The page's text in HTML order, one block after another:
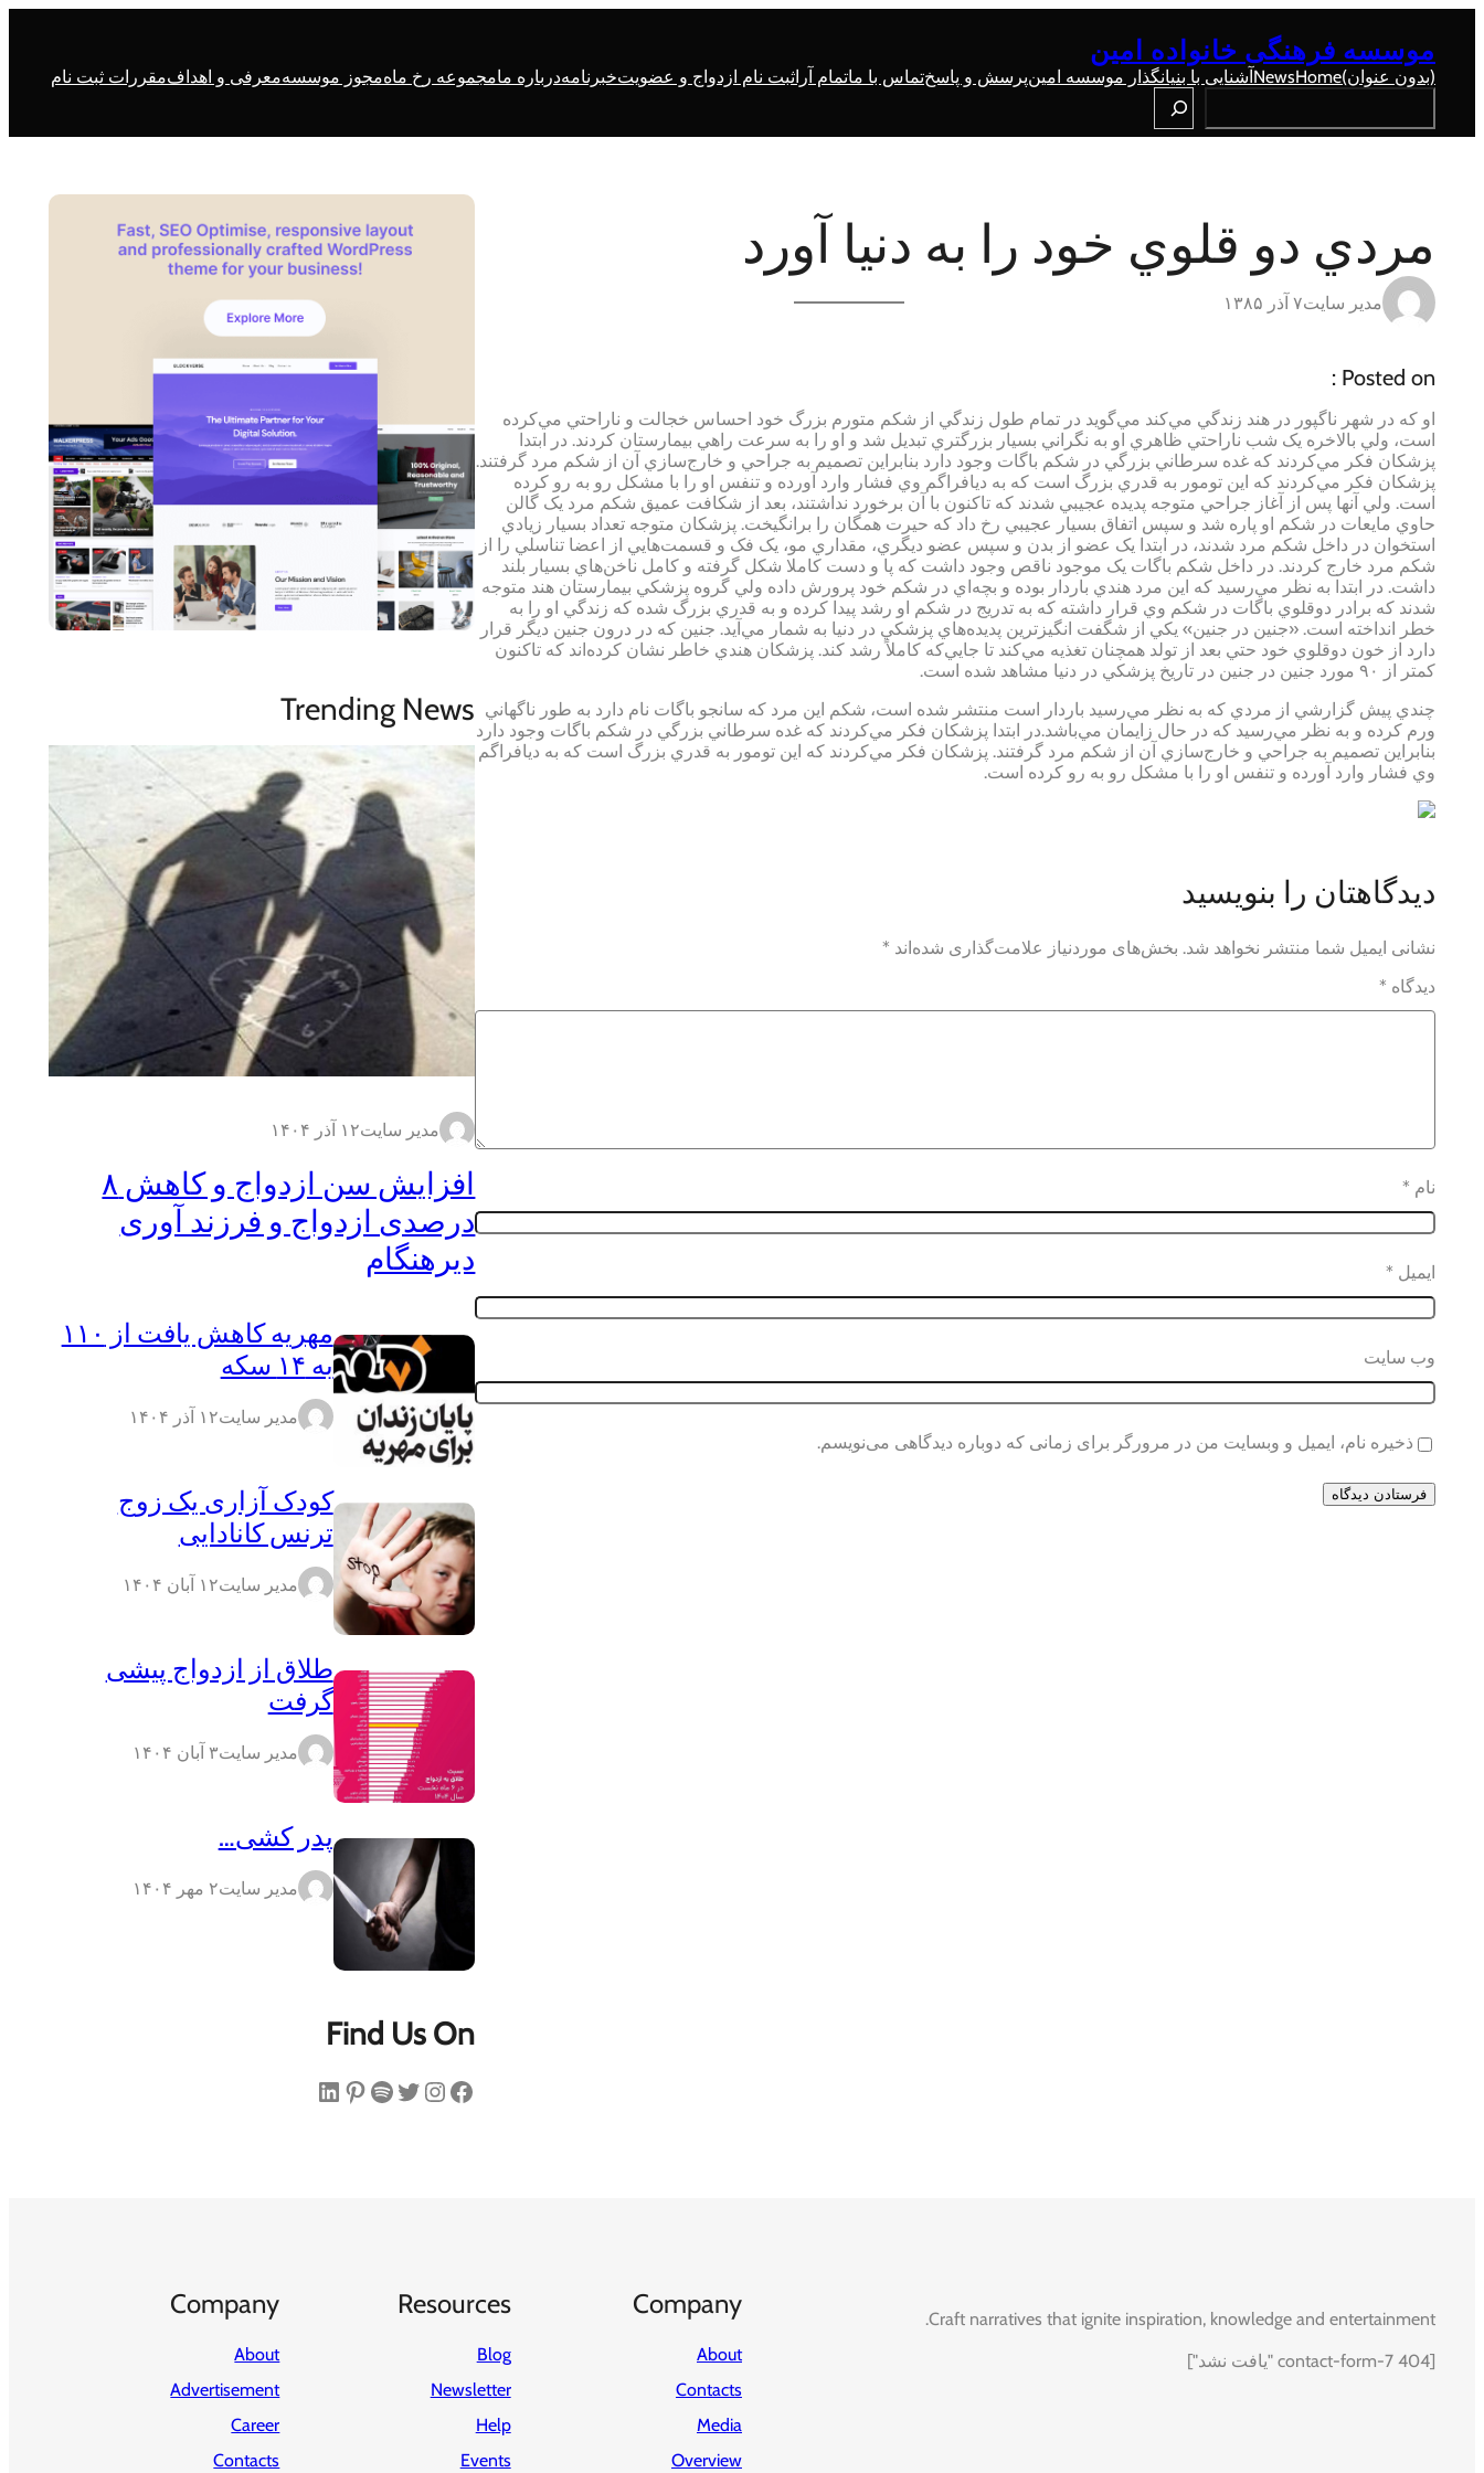
موسسه فرهنگی خانواده امین
(بدون عنوان)Home
Newsآشنایی با بنیانگذار موسسه امینپرسش و پاسختماس با ماتمام آراثبت نام ازدواج و عضویتخبرنامهدرباره مامجموعه رخ ماهمجوز موسسهمعرفی و اهدافمقررات ثبت نام
Search
مردي دو قلوي خود را به دنيا آورد
مدیر سایت۷ آذر ۱۳۸۵
Posted on :
او که در شهر ناگپور در هند زندگي مي‌کند مي‌گويد در تمام طول زندگي از شکم متورم بزرگ خود احساس خجالت و ناراحتي مي‌کرده
است، ولي بالاخره يک شب ناراحتي ظاهري او به نگراني بسيار بزرگتري تبديل شد و او را به سرعت راهي بيمارستان کردند. در ابتدا
پزشکان فکر مي‌کردند که غده سرطاني بزرگي در شکم باگات وجود دارد بنابراين تصميم به جراحي و خارج‌سازي آن از شکم مرد گرفتند.
پزشکان فکر مي‌کردند که اين تومور به قدري بزرگ است که به ديافراگم وي فشار وارد آورده و تنفس او را با مشکل رو به رو کرده
است. ولي آنها پس از آغاز جراحي متوجه پديده عجيبي شدند که تاکنون با آن برخورد نداشتند، بعد از شکافت عميق شکم مرد يک گالن
حاوي مايعات در شکم او پاره شد و سپس اتفاق بسيار عجيبي رخ داد که حيرت همگان را برانگيخت. پزشکان متوجه تعداد بسيار زيادي
استخوان در داخل شکم مرد شدند، در ابتدا يک عضو از بدن و سپس عضو ديگري، مقداري مو، يک فک و قسمت‌هايي از اعضا تناسلي را از
شکم مرد خارج کردند. در داخل شکم باگات يک موجود ناقص وجود داشت که پا و دست کاملا شکل گرفته و کامل ناخن‌هاي بسيار بلند
داشت. در ابتدا به نظر مي‌رسيد که اين مرد هندي باردار بوده و بچه‌اي در شکم خود پرورش داده ولي گروه پزشکي بيمارستان هند متوجه
شدند که برادر دوقلوي باگات در شکم وي قرار داشته که به تدريج در شکم او رشد پيدا کرده و به قدري بزرگ شده که زندگي او را به
خطر انداخته است. «جنين در جنين» يکي از شگفت انگيزترين پديده‌‌هاي پزشکي در دنيا به شمار مي‌آيد. جنين که در درون جنين ديگر قرار
دارد از خون دوقلوي خود حتي بعد از تولد همچنان تغذيه مي‌کند تا جايي‌که کاملاً رشد کند. پزشکان هندي خاطر نشان کرده‌اند که تاکنون
کمتر از ۹۰ مورد جنين در جنين در تاريخ پزشکي در دنيا مشاهد شده است.
چندي پيش گزارشي از مردي که به نظر مي‌رسيد باردار است منتشر شده است، شکم اين مرد که سانجو باگات نام دارد به طور ناگهاني
ورم کرده و به نظر مي‌رسيد که در حال زايمان مي‌باشد.در ابتدا پزشکان فکر مي‌کردند که غده سرطاني بزرگي در شکم باگات وجود دارد
بنابراين تصميم به جراحي و خارج‌سازي آن از شکم مرد گرفتند. پزشکان فکر مي‌کردند که اين تومور به قدري بزرگ است که به ديافراگم
وي فشار وارد آورده و تنفس او را با مشکل رو به رو کرده است.
دیدگاهتان را بنویسید
نشانی ایمیل شما منتشر نخواهد شد. بخش‌های موردنیاز علامت‌گذاری شده‌اند *
دیدگاه *
نام *
ایمیل *
وب‌ سایت
ذخیره نام، ایمیل و وبسایت من در مرورگر برای زمانی که دوباره دیدگاهی می‌نویسم.
Trending News
مدیر سایت۱۲ آذر ۱۴۰۴
افزایش سن ازدواج و کاهش ۸
درصدی ازدواج و فرزند آوری
دیرهنگام
مهریه کاهش یافت از ۱۱۰
به ۱۴ سکه
مدیر سایت۱۲ آذر ۱۴۰۴
کودک آزاری یک زوج
ترنس کانادایی
مدیر سایت۱۲ آبان ۱۴۰۴
طلاق از ازدواج پیشی
گرفت
مدیر سایت۳ آبان ۱۴۰۴
پدر کشی…
مدیر سایت۲ مهر ۱۴۰۴
Find Us On
فیس‌بوک اینستاگرم توییتر اسپاتیفای پینترست لینکداین
Craft narratives that ignite inspiration, knowledge and entertainment.
[contact-form-7 404 "یافت نشد"]
Company
About
Contacts
Media
Overview
Resources
Blog
Newsletter
Help
Events
Company
About
Advertisement
Career
Contacts